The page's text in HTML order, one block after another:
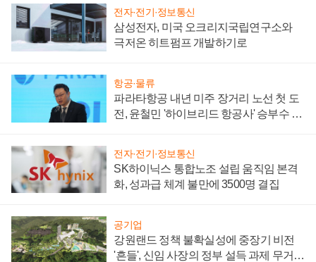
전자·전기·정보통신
삼성전자, 미국 오크리지국립연구소와
극저온 히트펌프 개발하기로
항공·물류
파라타항공 내년 미주 장거리 노선 첫 도
전, 윤철민 '하이브리드 항공사' 승부수 통
전자·전기·정보통신
SK하이닉스 통합노조 설립 움직임 본격
화, 성과급 체계 불만에 3500명 결집
공기업
강원랜드 정책 불확실성에 중장기 비전
'흔들', 신임 사장의 정부 설득 과제 무거워